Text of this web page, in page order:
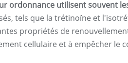
ordonnance utilisent souvent
tels que la trétinoïne et
propriétés de
cellulaire et à empêcher le